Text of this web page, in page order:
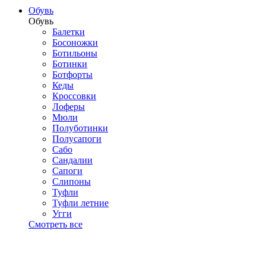
Обувь
Обувь
Балетки
Босоножки
Ботильоны
Ботинки
Ботфорты
Кеды
Кроссовки
Лоферы
Мюли
Полуботинки
Полусапоги
Сабо
Сандалии
Сапоги
Слипоны
Туфли
Туфли летние
Угги
Смотреть все